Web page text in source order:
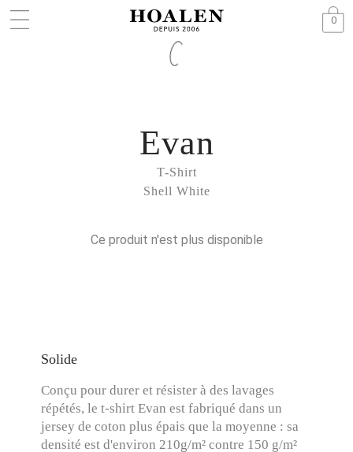
0
T-Shirt
Shell White
Evan
Ce produit n'est plus disponible
Solide
Conçu pour durer et résister à des lavages
répétés, le t-shirt Evan est fabriqué dans un
jersey de coton plus épais que la moyenne : sa
densité est d'environ 210g/m² contre 150 g/m²